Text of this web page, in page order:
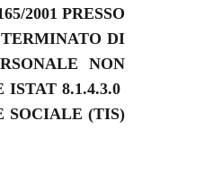
2001 PRESSO
DI
NON
8.1.4.3.0
SOCIALE (TIS)